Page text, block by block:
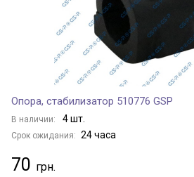
Опора, стабилизатор 510776 GSP
В наличии: 4 шт.
Срок ожидания: 24 часа
70